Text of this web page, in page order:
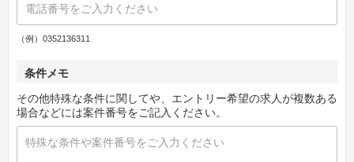
（例）0352136311
条件メモ
その他特殊な条件に関してや、エントリー希望の求人が複数ある
場合などには案件番号をご記入ください。